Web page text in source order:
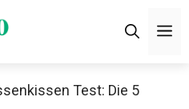
Test: Die 5